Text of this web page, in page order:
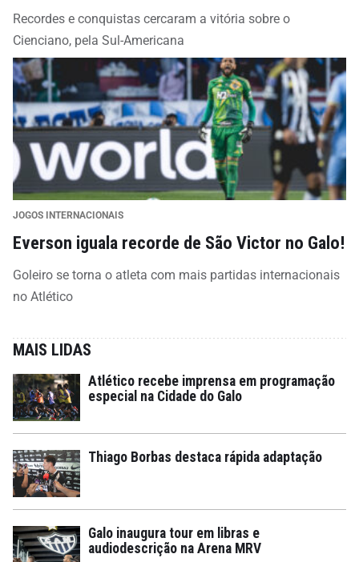
Recordes e conquistas cercaram a vitória sobre o
Cienciano, pela Sul-Americana
JOGOS INTERNACIONAIS
Everson iguala recorde de São Victor no Galo!
Goleiro se torna o atleta com mais partidas internacionais
no Atlético
MAIS LIDAS
Atlético recebe imprensa em programação
especial na Cidade do Galo
Thiago Borbas destaca rápida adaptação
Galo inaugura tour em libras e
audiodescrição na Arena MRV